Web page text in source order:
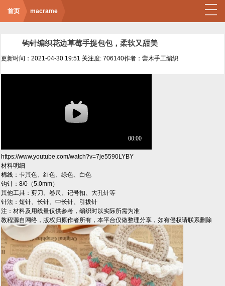
首页 macrame
钩针编织花边草莓手提包包，柔软又甜美
更新时间：2021-04-30 19:51 关注度: 706140作者：蕓木手工编织
https://www.youtube.com/watch?v=7je5590LYBY
材料明细
棉线：卡其色、红色、绿色、白色
钩针：8/0（5.0mm）
其他工具：剪刀、卷尺、记号扣、大孔针等
针法：短针、长针、中长针、引拔针
注：材料及用线量仅供参考，编织时以实际所需为准
教程源自网络，版权归原作者所有，本平台仅做整理分享，如有侵权请联系删除